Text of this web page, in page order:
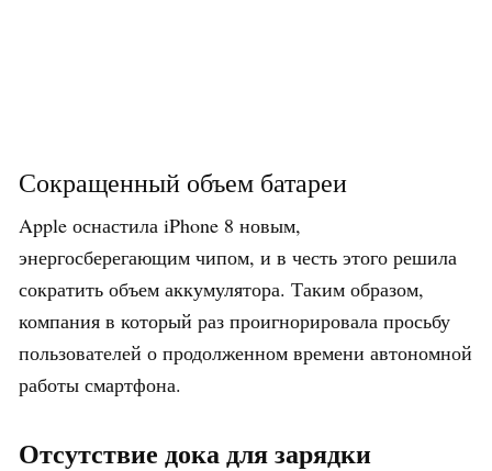
Сокращенный объем батареи
Apple оснастила iPhone 8 новым,
энергосберегающим чипом, и в честь этого решила
сократить объем аккумулятора. Таким образом,
компания в который раз проигнорировала просьбу
пользователей о продолженном времени автономной
работы смартфона.
Отсутствие дока для зарядки